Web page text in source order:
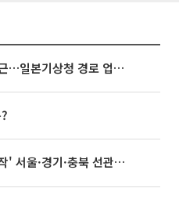
태풍 '돌핀' 오키나와 접근…일본기상청 경로 업데이트
기·충북 선관위 등 추가 압수수색